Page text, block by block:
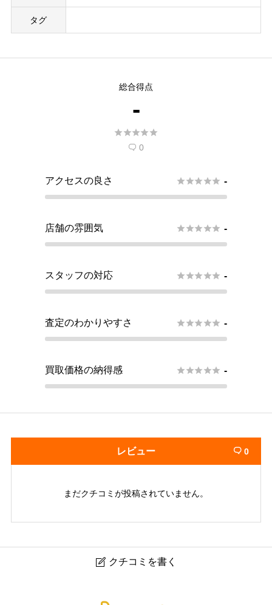
タグ
総合得点
-

 0
アクセスの良さ  -
店舗の雰囲気  -
スタッフの対応  -
査定のわかりやすさ  -
買取価格の納得感  -
レビュー  0
まだクチコミが投稿されていません。
 クチコミを書く